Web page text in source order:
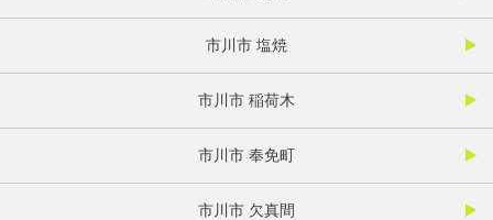
市川市 塩焼
市川市 稲荷木
市川市 奉免町
市川市 欠真間